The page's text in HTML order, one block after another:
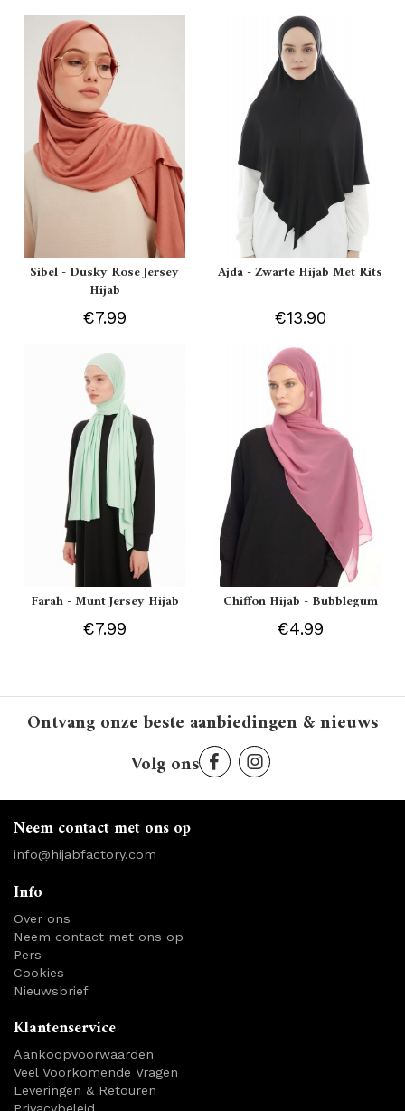
Sibel - Dusky Rose Jersey
Hijab
€7.99
Ajda - Zwarte Hijab Met Rits
€13.90
Farah - Munt Jersey Hijab
€7.99
Chiffon Hijab - Bubblegum
€4.99
Ontvang onze beste aanbiedingen & nieuws
Volg ons
Neem contact met ons op
info@hijabfactory.com
Info
Over ons
Neem contact met ons op
Pers
Cookies
Nieuwsbrief
Klantenservice
Aankoopvoorwaarden
Veel Voorkomende Vragen
Leveringen & Retouren